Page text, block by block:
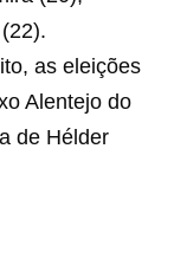
as eleições
Alentejo do
de Hélder